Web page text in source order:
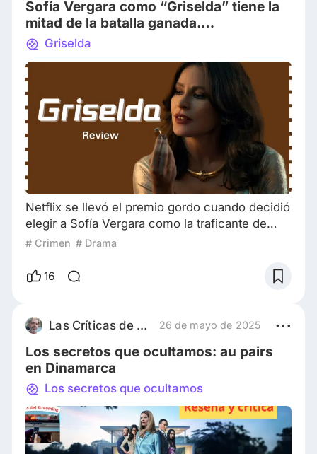
La serie gira
Sofía Vergara como “Griselda” tiene la
mitad de la batalla ganada.
Desafortunadamente, solo la mitad.
Griselda
Netflix se llevó el premio gordo cuando decidió
elegir a Sofía Vergara como la traficante de
drogas, Griselda. Sofía Vergara Siendo
alguien más perfecto para ese rol? Sofía tiene
Hollywood sola, con su hijo, hace más de 20
años y se abrió camino hasta convertirse en
una de las
# Crimen # Drama
16
Las Críticas de Daniel 26 de mayo de 2025
Los secretos que ocultamos: au pairs
en Dinamarca
Los secretos que ocultamos